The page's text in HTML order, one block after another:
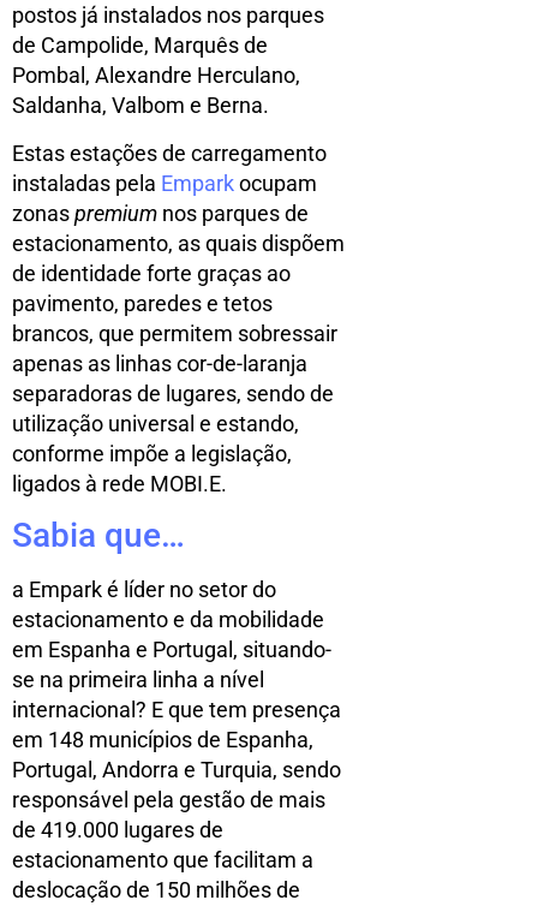
postos já instalados nos parques
de Campolide, Marquês de
Pombal, Alexandre Herculano,
Saldanha, Valbom e Berna.
Estas estações de carregamento
instaladas pela Emparkocupam
zonaspremium nos parques de
estacionamento, as quais dispõem
de identidade forte graças ao
pavimento, paredes e tetos
brancos, que permitem sobressair
apenas as linhas cor-de-laranja
separadoras de lugares, sendo de
utilização universal e estando,
conforme impõe a legislação,
ligados à rede MOBI.E.
Sabia que…
a Empark é líder no setor do
estacionamento e da mobilidade
em Espanha e Portugal, situando-
se na primeira linha a nível
internacional? E que tem presença
em 148 municípios de Espanha,
Portugal, Andorra e Turquia, sendo
responsável pela gestão de mais
de 419.000 lugares de
estacionamento que facilitam a
deslocação de 150 milhões de